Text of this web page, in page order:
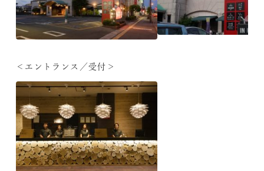
＜エントランス／受付＞